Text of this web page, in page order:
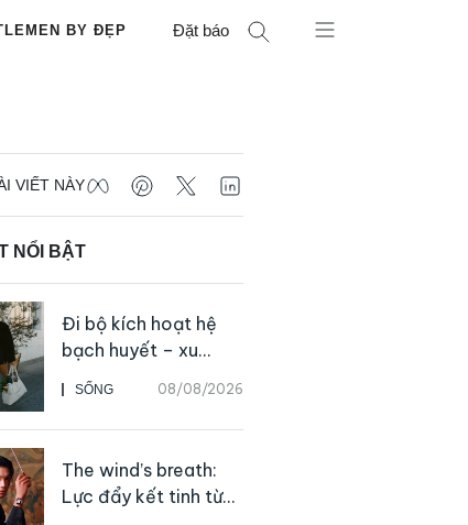
BY ĐẸP Đặt báo
VIẾT NÀY
NỔI BẬT
SỐNG 08/08/2026
Đi bộ kích hoạt hệ
bạch huyết – xu
hướng tập luyện đơn
giản ai cũng có thể
bắt đầu
The wind’s breath:
Lực đẩy kết tinh từ